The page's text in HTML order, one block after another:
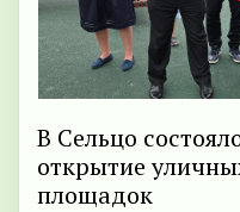
В Сельцо
открытие
площадок